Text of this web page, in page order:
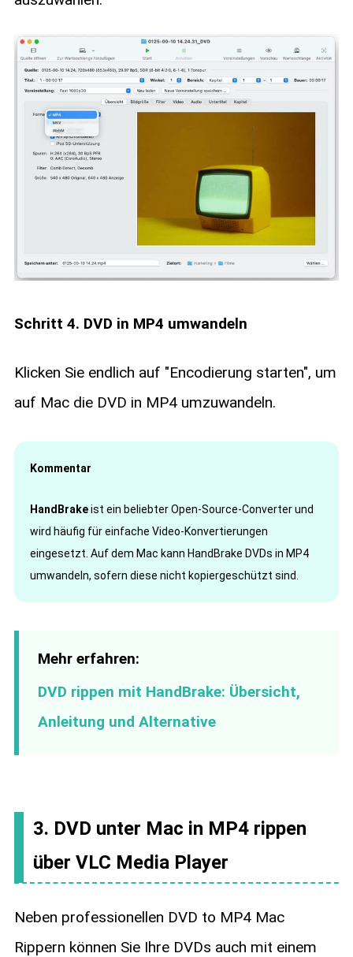
Schritt 4. DVD in MP4 umwandeln
Klicken Sie endlich auf "Encodierung starten", um
auf Mac die DVD in MP4 umzuwandeln.
Kommentar
HandBrakeist ein beliebter Open-Source-Converter und
wird häufig für einfache Video-Konvertierungen
eingesetzt. Auf dem Mac kann HandBrake DVDs in MP4
umwandeln, sofern diese nicht kopiergeschützt sind.
Mehr erfahren:
DVD rippen mit HandBrake: Übersicht,
Anleitung und Alternative
3. DVD unter Mac in MP4 rippen
über VLC Media Player
Neben professionellen DVD to MP4 Mac
Rippern können Sie Ihre DVDs auch mit einem